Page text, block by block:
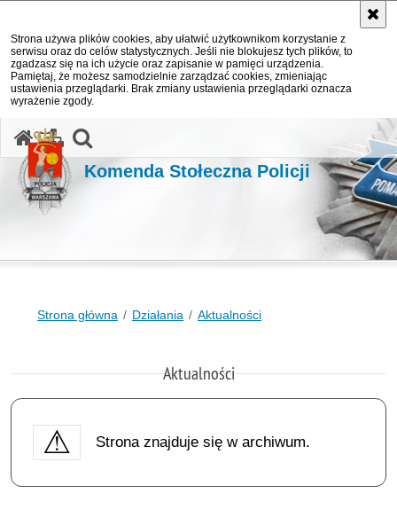
Strona używa plików cookies, aby ułatwić użytkownikom korzystanie z
serwisu oraz do celów statystycznych. Jeśli nie blokujesz tych plików, to
zgadzasz się na ich użycie oraz zapisanie w pamięci urządzenia.
Pamiętaj, że możesz samodzielnie zarządzać cookies, zmieniając
ustawienia przeglądarki. Brak zmiany ustawienia przeglądarki oznacza
wyrażenie zgody.
Komenda Stołeczna Policji
Strona główna Działania Aktualności
Aktualności
Strona znajduje się w archiwum.